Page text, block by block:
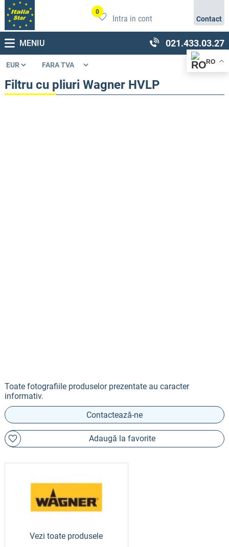
0
Intra in cont Contact
MENIU 021.433.03.27
Filtru cu pliuri Wagner HVLP
Toate fotografiile produselor prezentate au caracter
informativ.
Contactează-ne
Adaugă la favorite
Vezi toate produsele
RO